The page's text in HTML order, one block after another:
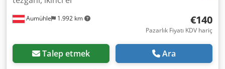
Aumühle 1.992 km €140
Pazarlık Fiyatı KDV hariç
Talep etmek Ara